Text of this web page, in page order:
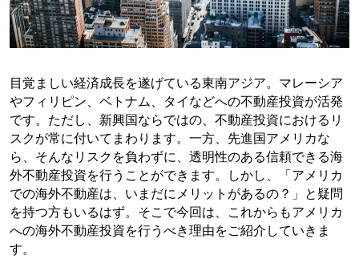
目覚ましい経済成長を遂げている東南アジア。マレーシア
やフィリピン、ベトナム、タイなどへの不動産投資が活発
です。ただし、新興国ならではの、不動産投資におけるリ
スクが常に付いてまわります。一方、先進国アメリカな
ら、そんなリスクを負わずに、透明性のある信頼できる海
外不動産投資を行うことができます。しかし、「アメリカ
での海外不動産は、いまだにメリットがあるの？」と疑問
を持つ方もいるはず。そこで今回は、これからもアメリカ
への海外不動産投資を行うべき理由をご紹介していきま
す。